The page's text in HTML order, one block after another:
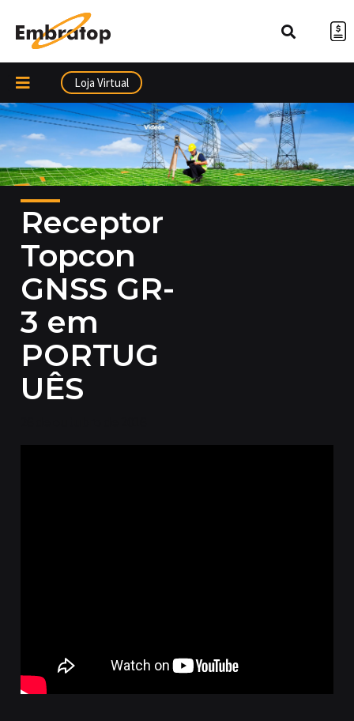
para
conteúdo
Loja Virtual
Receptor
Topcon
GNSS GR-
3 em
PORTUG
UÊS